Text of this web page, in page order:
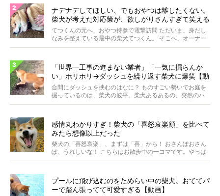
ナデナデしてほしい、でもおやつは離したくない。
柴犬が考えた対応策が、欲しがりさんすぎて笑える
【動画】
てつくんの元へ、おやつ持参で電撃訪問 ただいま、身だし
なみを整えている最中の柴犬てつくん。 そこへ、オーナー
さ...
「世界一工事の進まない業者」「一気に掘らんか
い」ホリホリ→ダッシュを繰り返す柴犬に爆笑【動
画】
合間にダッシュを挟むのはなに？ ものすごい勢いでお庭を
掘っているのは、柴犬の波平。柴犬あるあるの、突然のハ
イテ...
感情丸わかりすぎ！柴犬の「喜怒哀楽顔」を比べて
みたら想像以上だった
柴犬の「喜怒哀楽」、まずは「喜」から！ おさんぽおさん
ぽ、うれしいな！ こちらはお散歩中の一コマです。やっぱ
り...
プールに飛び込むのをためらい中の柴犬。おててパ
ーで踏ん張ってて可愛すぎる【動画】